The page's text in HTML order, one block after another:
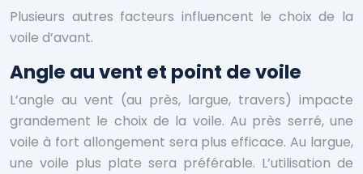
Plusieurs autres facteurs influencent le choix de la
voile d’avant.
Angle au vent et point de voile
L’angle au vent (au près, largue, travers) impacte
grandement le choix de la voile. Au près serré, une
voile à fort allongement sera plus efficace. Au largue,
une voile plus plate sera préférable. L’utilisation de